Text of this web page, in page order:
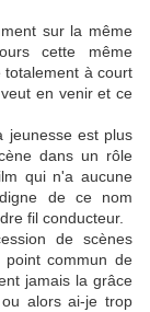
sur la même
cette même
à court
en venir et ce
jeunesse est plus
dans un rôle
qui n'a aucune
de ce nom
fil conducteur.
de scènes
commun de
jamais la grâce
alors ai-je trop